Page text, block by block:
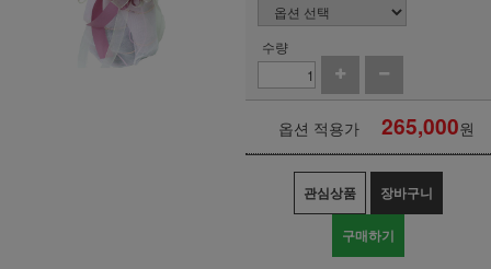
수량
옵션 적용가 265,000원
관심상품 장바구니
구매하기